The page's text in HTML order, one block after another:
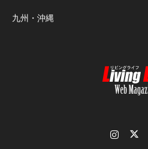
九州・沖縄